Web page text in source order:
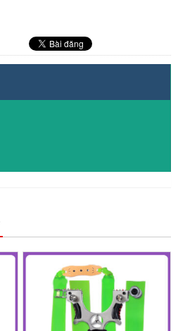
GIẢM GIÁ!